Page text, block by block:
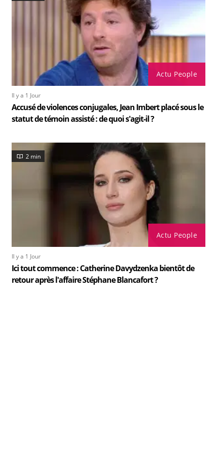
Actu People
Il y a 1 Jour
Accusé de violences conjugales, Jean Imbert placé sous le
statut de témoin assisté : de quoi s'agit-il ?
Actu People
2 min
Il y a 1 Jour
Ici tout commence : Catherine Davydzenka bientôt de
retour après l'affaire Stéphane Blancafort ?